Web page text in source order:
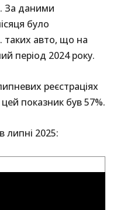
За даними
було
таких авто, що на
період 2024 року.
реєстраціях
показник був 57%.
липні 2025: